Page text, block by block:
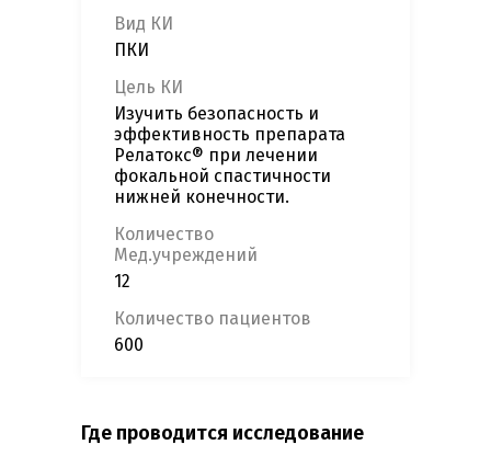
Вид КИ
ПКИ
Цель КИ
Изучить безопасность и
эффективность препарата
Релатокс® при лечении
фокальной спастичности
нижней конечности.
Количество
Мед.учреждений
12
Количество пациентов
600
Где проводится исследование